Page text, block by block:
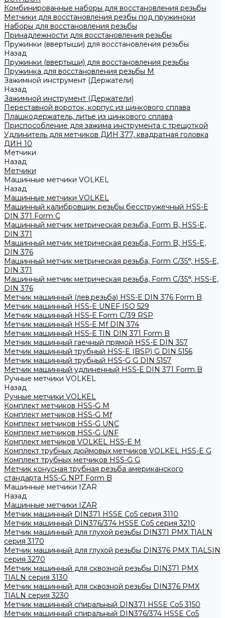
Комбинированные наборы для восстановления резьбы
Метчики для восстановления резбы под пружиноки
Наборы для восстановления резьбы
Принадлежности для восстановления резьбы
Пружинки (ввертыши) для восстановления резьбы
Назад
Пружинки (ввертыши) для восстановления резьбы
Пружинка для восстановления резьбы M
Зажимной инструмент (Держатели)
Назад
Зажимной инструмент (Держатели)
Переставной вороток, корпус из цинкового сплава
Плашкодержатель, литье из цинкового сплава
Приспособление для зажима инструмента с трещоткой
Удлинитель для метчиков ДИН 377, квадратная головка
ДИН 10
Метчики
Назад
Метчики
Машинные метчики VOLKEL
Назад
Машинные метчики VOLKEL
Машинный калибровщик резьбы бесстружечный HSS-Е
DIN 371 Form C
Машинный метчик метрическая резьба, Form B, HSS-E,
DIN 371
Машинный метчик метрическая резьба, Form B, HSS-E,
DIN 376
Машинный метчик метрическая резьба, Form С/35°, HSS-E,
DIN 371
Машинный метчик метрическая резьба, Form С/35°, HSS-E,
DIN 376
Метчик машинный (лев.резьба) HSS-Е DIN 376 Form B
Метчик машинный HSS-E UNEF ISO 529
Метчик машинный HSS-Е Form C/39 RSP
Метчик машинный HSS-Е Mf DIN 374
Метчик машинный HSS-Е TIN DIN 371 Form B
Метчик машинный гаечный прямой HSS-Е DIN 357
Метчик машинный трубный HSS-E (BSP) G DIN 5156
Метчик машинный трубный HSS-G G DIN 5157
Метчик машинный удлиненный HSS-Е DIN 371 Form B
Ручные метчики VOLKEL
Назад
Ручные метчики VOLKEL
Комплект метчиков HSS-G M
Комплект метчиков HSS-G Mf
Комплект метчиков HSS-G UNC
Комплект метчиков HSS-G UNF
Комплект метчиков VOLKEL HSS-E M
Комплект трубных дюймовых метчиков VOLKEL HSS-E G
Комплект трубных метчиков HSS-G G
Метчик конусная трубная резьба американского
стандарта HSS-G NPT Form B
Машинные метчики IZAR
Назад
Машинные метчики IZAR
Метчик машинный DIN371 HSSE Co5 серия 3110
Метчик машинный DIN376/374 HSSE Co5 серия 3210
Метчик машинный для глухой резьбы DIN371 PMX TIALN
серия 3170
Метчик машинный для глухой резьбы DIN376 PMX TIALSIN
серия 3270
Метчик машинный для сквозной резьбы DIN371 PMX
TIALN серия 3130
Метчик машинный для сквозной резьбы DIN376 PMX
TIALN серия 3230
Метчик машинный спиральный DIN371 HSSE Co5 3150
Метчик машинный спиральный DIN376/374 HSSE Co5